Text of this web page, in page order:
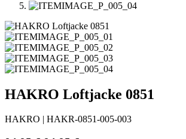
HAKRO Loftjacke 0851
HAKRO HAKR-0851-005-003